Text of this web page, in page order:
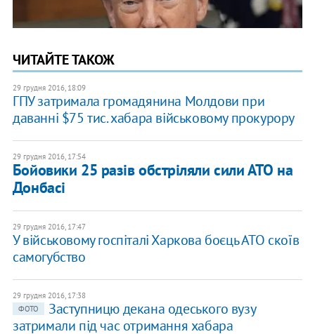
ЧИТАЙТЕ ТАКОЖ
29 грудня 2016, 18:09
ГПУ затримала громадянина Молдови при
даванні $75 тис. хабара військовому прокурору
29 грудня 2016, 17:54
Бойовики 25 разів обстріляли сили АТО на
Донбасі
29 грудня 2016, 17:47
У військовому госпіталі Харкова боєць АТО скоїв
самогубство
29 грудня 2016, 17:38
ФОТО
Заступницю декана одеського вузу
затримали під час отримання хабара